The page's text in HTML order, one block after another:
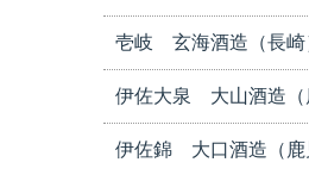
壱岐 玄海酒造（長崎
伊佐大泉 大山酒造（
伊佐錦 大口酒造（鹿